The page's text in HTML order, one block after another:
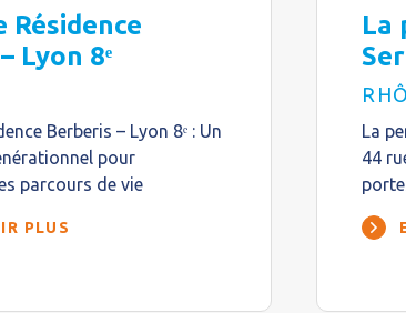
Lyon 8ᵉ
Berberis – Lyon 8ᵉ : Un
pour
parcours de vie
PLUS
La
La
44